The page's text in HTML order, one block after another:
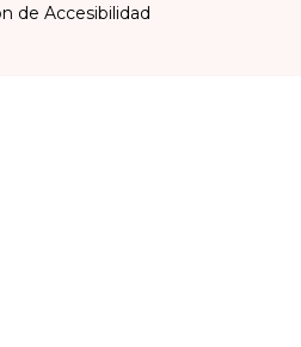
de Accesibilidad